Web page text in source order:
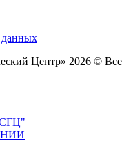
данных
Центр» 2026 © Все